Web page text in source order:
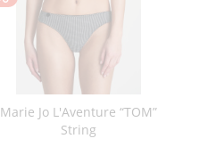
Marie Jo L'Aventure “TOM”
String